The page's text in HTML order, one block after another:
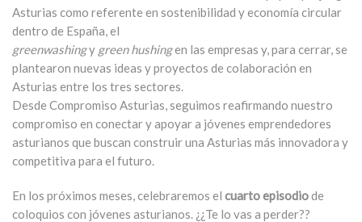
Asturias como referente en sostenibilidad y economía circular
dentro de España, el
greenwashingy green hushingen las empresas y, para cerrar, se
plantearon nuevas ideas y proyectos de colaboración en
Asturias entre los tres sectores.
Desde Compromiso Asturias, seguimos reafirmando nuestro
compromiso en conectar y apoyar a jóvenes emprendedores
asturianos que buscan construir una Asturias más innovadora y
competitiva para el futuro.
En los próximos meses, celebraremos el cuarto episodiode
coloquios con jóvenes asturianos. ¿¿Te lo vas a perder??